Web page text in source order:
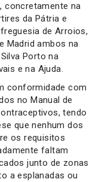
concretamente na
da Pátria e
de Arroios,
Madrid ambos na
Porto na
e na Ajuda.
conformidade com
no Manual de
tendo
que nenhum dos
os requisitos
faltam
junto de zonas
a esplanadas ou